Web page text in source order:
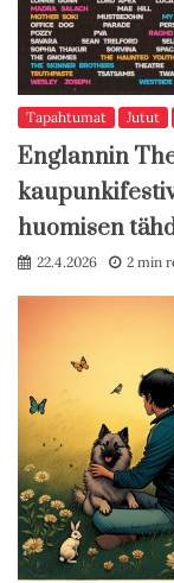
Tapahtumat Jutut
Englannin
huomisen
22.4.2026 2 min